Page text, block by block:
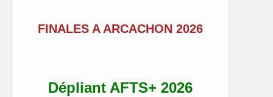
FINALES A ARCACHON 2026
Dépliant AFTS+ 2026